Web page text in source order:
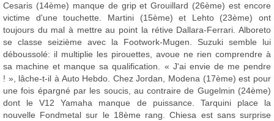
Cesaris (14ème) manque de grip et Grouillard (26ème) est encore
victime d'une touchette. Martini (15ème) et Lehto (23ème) ont
toujours du mal à mettre au point la rétive Dallara-Ferrari. Alboreto
se classe seizième avec la Footwork-Mugen. Suzuki semble lui
déboussolé: il multiplie les pirouettes, avoue ne rien comprendre à
sa machine et manque sa qualification. « J'ai envie de me pendre
! », lâche-t-il à Auto Hebdo. Chez Jordan, Modena (17ème) est pour
une fois épargné par les soucis, au contraire de Gugelmin (24ème)
dont le V12 Yamaha manque de puissance. Tarquini place la
nouvelle Fondmetal sur le 18ème rang. Chiesa est sans surprise